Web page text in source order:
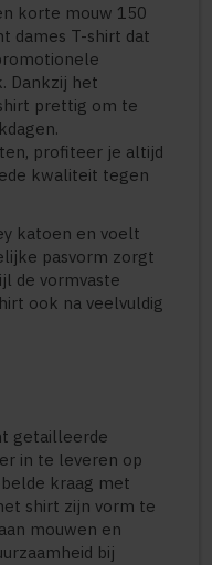
korte mouw 150
dames T-shirt dat
Dankzij het
prettig om te
profiteer je altijd
kwaliteit tegen
katoen en voelt
pasvorm zorgt
de vormvaste
ook na veelvuldig
getailleerde
in te leveren op
kraag met
shirt zijn vorm te
mouwen en
bij